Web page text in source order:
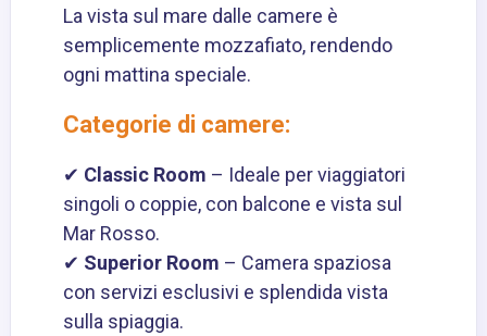
La vista sul mare dalle camere è
semplicemente mozzafiato, rendendo
ogni mattina speciale.
Categorie di camere:
✔ Classic Room – Ideale per viaggiatori
singoli o coppie, con balcone e vista sul
Mar Rosso.
✔ Superior Room – Camera spaziosa
con servizi esclusivi e splendida vista
sulla spiaggia.